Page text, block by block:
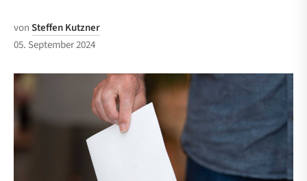
vonSteffen Kutzner
05. September 2024